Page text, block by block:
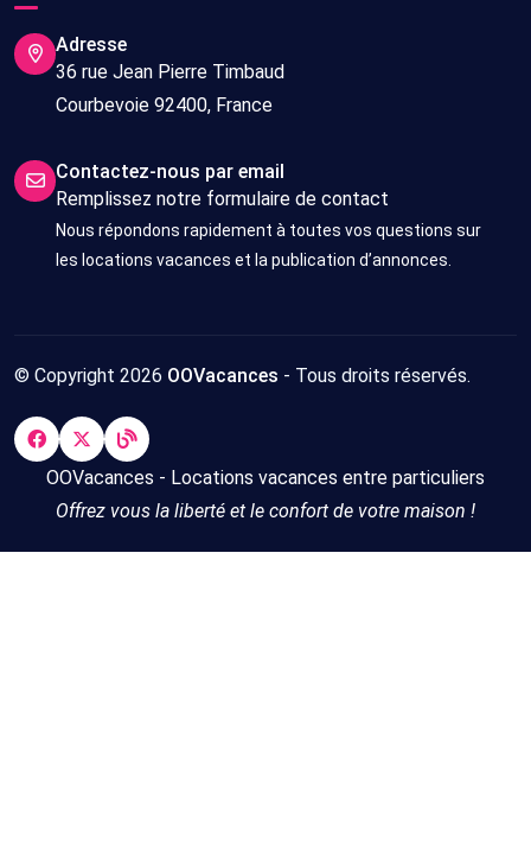
Adresse
36 rue Jean Pierre Timbaud
Courbevoie 92400, France
Contactez-nous par email
Remplissez notre formulaire de contact
Nous répondons rapidement à toutes vos questions sur
les locations vacances et la publication d’annonces.
© Copyright 2026 OOVacances - Tous droits réservés.
OOVacances - Locations vacances entre particuliers
Offrez vous la liberté et le confort de votre maison !